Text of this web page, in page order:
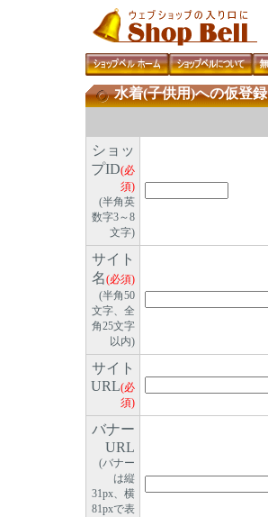
水着(子供用)への仮登録
ショッ
プID(必
須)
(半角英
数字3～8
文字)
サイト
名(必須)
(半角50
文字、全
角25文字
以内)
サイト
URL(必
須)
バナー
URL
(バナー
は縦
31px、横
81pxで表